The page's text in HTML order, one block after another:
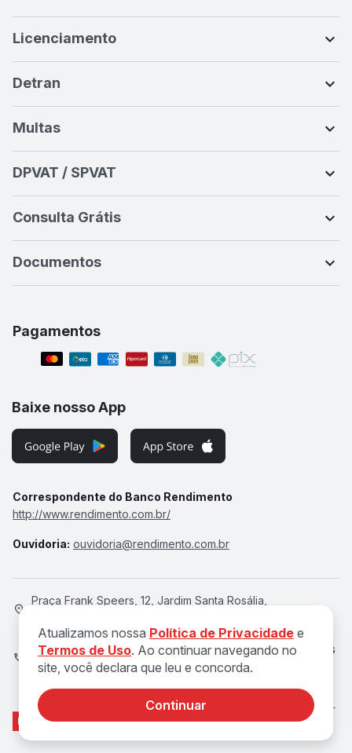
Atualizamos nossa Política de Privacidade e
Termos de Uso. Ao continuar navegando no
site, você declara que leu e concorda.
Continuar
Licenciamento
Detran
Multas
DPVAT / SPVAT
Consulta Grátis
Documentos
Pagamentos
Baixe nosso App
Correspondente do Banco Rendimento
http://www.rendimento.com.br/
Ouvidoria: ouvidoria@rendimento.com.br
Praça Frank Speers, 12, Jardim Santa Rosália,
Atendimento de Seg a Qui, das 8h às 18h e Sex, das 8h às
17h
© 2026 DOK Serviços de Pagamentos Ltda. CNPJ 27.838.743/0001-
91